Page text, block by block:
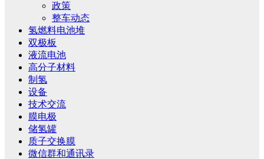
政策
整车动态
氢燃料电池堆
双极板
液流电池
高分子材料
制氢
设备
技术交流
膜电极
储氢罐
质子交换膜
微信群和通讯录